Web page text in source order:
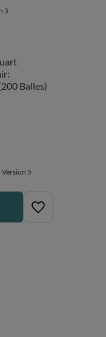
5
Balles)
Version 5